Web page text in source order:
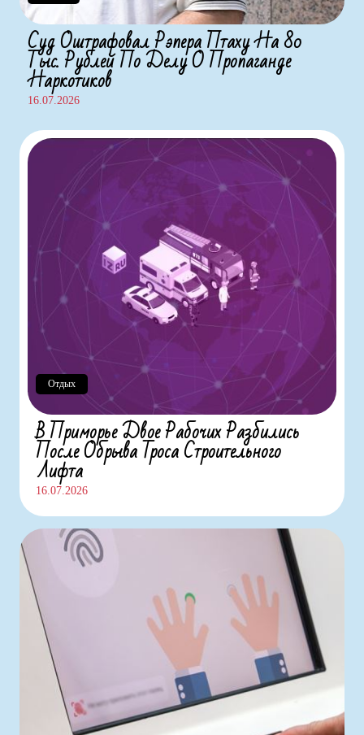
Суд Оштрафовал Рэпера Птаху На 80
Тыс. Рублей По Делу О Пропаганде
Наркотиков
16.07.2026
В Приморье Двое Рабочих Разбились
После Обрыва Троса Строительного
Лифта
16.07.2026
Отдых